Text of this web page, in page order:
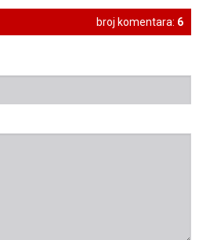
broj komentara: 6